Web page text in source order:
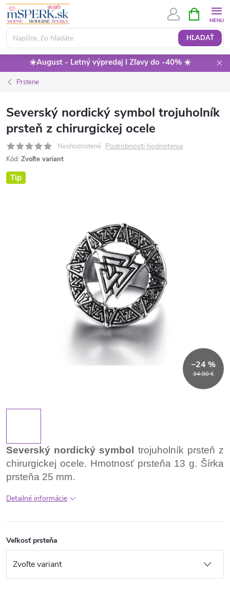
Prejsť
obsah
HĽADAŤ
KOŠÍK
☀️August - Letný výpredaj I Zľavy do -40% ☀️
Prstene
Severský nordický symbol trojuholník
prsteň z chirurgickej ocele
Neohodnotené Podrobnosti hodnotenia
Kód: Zvoľte variant
Tip
34,90 €
–24 %
Severský nordický symbol
trojuholník prsteň z
chirurgickej ocele. Hmotnosť prsteňa 13 g. Šírka
prsteňa 25 mm.
Detailné informácie
Veľkosť prsteňa